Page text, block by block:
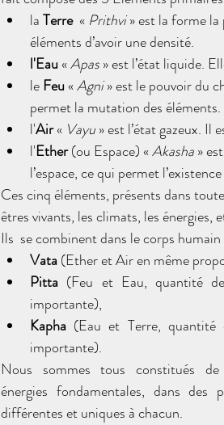
la Terre
  «
Prithvi » est la forme
éléments d’avoir une densité.
l'Eau « Apas » est l’état liquide.
le Feu « Agni » est le pouvoir du
permet la mutation des éléments.
l'Air « Vayu » est l’état gazeux. Il
l'Ether (ou Espace) « Akasha »
l’espace, ce qui permet
Ces cinq éléments, présents dans
êtres vivants, les climats, les énergies,
Ils  se combinent dans le corps
Vata(Ether et Air en même
Pitta (Feu et Eau, quantité
importante),
Kapha (Eau et Terre, quantité
importante).
Nous sommes tous constitués
énergies fondamentales, dans des
différentes et uniques à chacun.